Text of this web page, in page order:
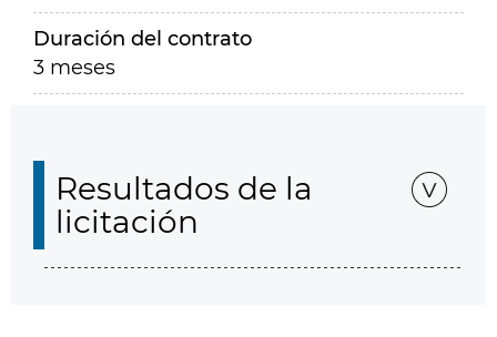
Duración del contrato
3 meses
Resultados de la
licitación